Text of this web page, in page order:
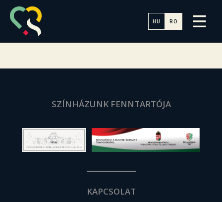
HU RO
SZÍNHÁZUNK FENNTARTÓJA
KAPCSOLAT